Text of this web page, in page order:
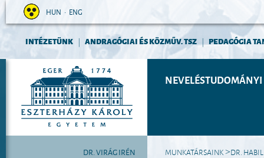
HUN • ENG
INTÉZETÜNK | ANDRAGÓGIAI ÉS KÖZMŰV. TSZ | PEDAGÓGIA
DR. VIRÁG IRÉN
MUNKATÁRSAINK>DR.